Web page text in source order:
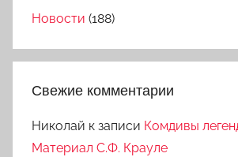
Новости (188)
Свежие комментарии
Николай к записи Комдивы
Материал С.Ф. Крауле